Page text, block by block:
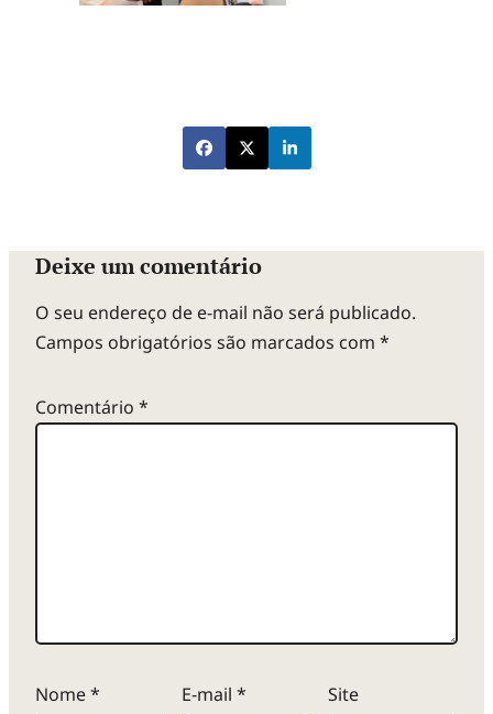
Deixe um comentário
O seu endereço de e-mail não será publicado.
Campos obrigatórios são marcados com *
Comentário *
Nome* E-mail * Site